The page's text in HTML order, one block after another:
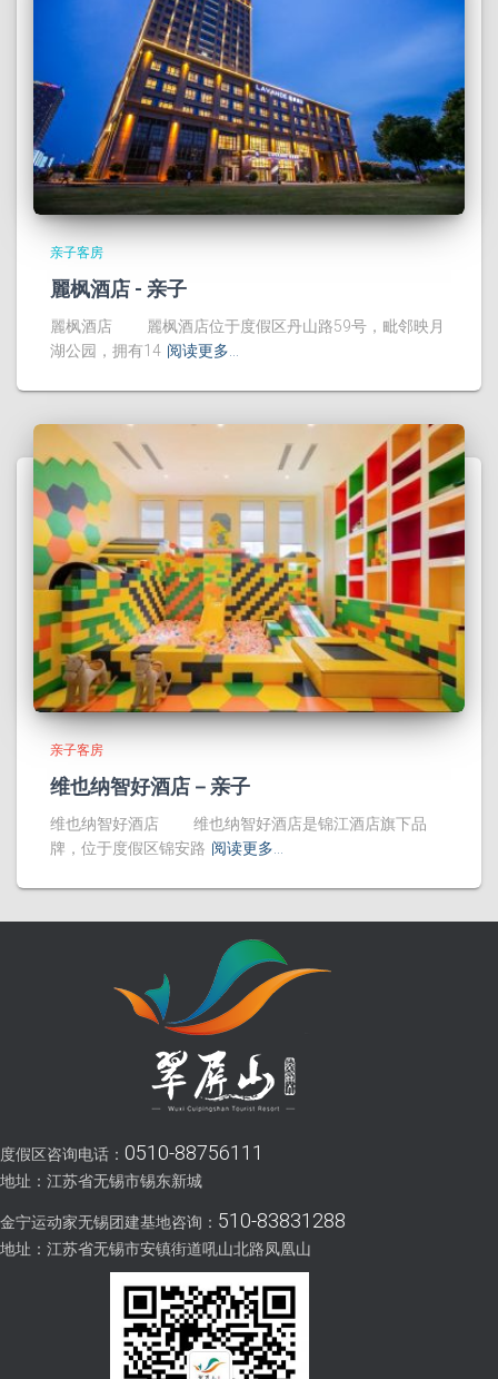
亲子客房
麗枫酒店 - 亲子
麗枫酒店 麗枫酒店位于度假区丹山路59号，毗邻映月
湖公园，拥有14 阅读更多…
亲子客房
维也纳智好酒店－亲子
维也纳智好酒店 维也纳智好酒店是锦江酒店旗下品
牌，位于度假区锦安路 阅读更多…
度假区咨询电话： 0510-88756111
地址：江苏省无锡市锡东新城
金宁运动家无锡团建基地咨询： 510-83831288
地址：江苏省无锡市安镇街道吼山北路凤凰山